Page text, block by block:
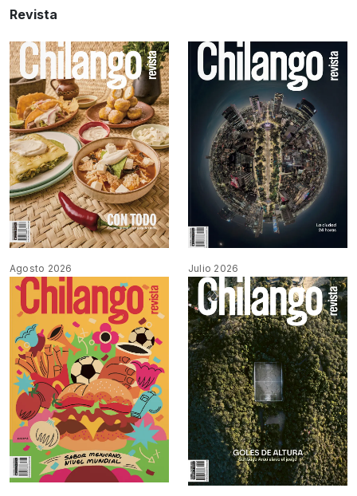
Revista
Agosto 2026 Julio 2026